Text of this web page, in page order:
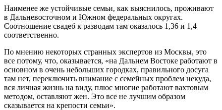
Наименее же устойчивые семьи, как выяснилось, проживают
в Дальневосточном и Южном федеральных округах.
Соотношение свадеб к разводам там оказалось 1,36 и 1,4
соответственно.
По мнению некоторых странных экспертов из Москвы, это
все потому, что, оказывается, «на Дальнем Востоке работают в
основном в очень небольших городках, правильного досуга
там нет, переключить внимание с семейных проблем некуда,
вся личная жизнь на виду, плюс многие работают вахтовым
методом, оставляют жен. Это все не лучшим образом
сказывается на крепости семьи».